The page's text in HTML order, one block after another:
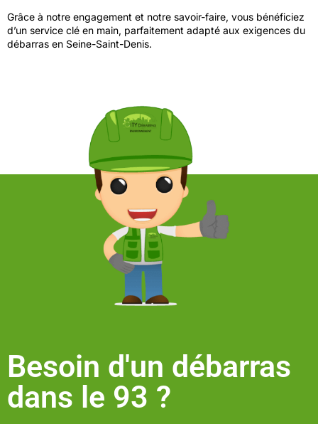
Grâce à notre engagement et notre savoir-faire, vous bénéficiez
d’un service clé en main, parfaitement adapté aux exigences du
débarras en Seine-Saint-Denis.
Besoin d'un débarras
dans le 93 ?